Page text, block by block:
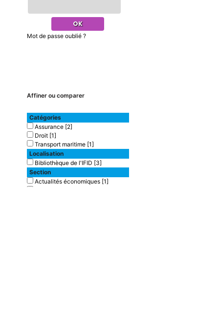
Mot de passe oublié ?
Affiner ou comparer
Catégories
Assurance [2]
Droit [1]
Transport maritime [1]
Localisation
Bibliothèque de l'IFID [3]
Section
Actualités économiques [1]